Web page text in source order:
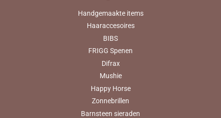
Handgemaakte items
Haaraccesoires
BIBS
FRIGG Spenen
Difrax
Mushie
Happy Horse
Zonnebrillen
Barnsteen sieraden